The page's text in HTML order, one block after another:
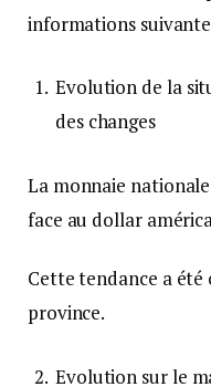
informations
Evolution de la
des changes
La monnaie
face au dollar
Cette tendance a été
province.
Evolution sur le